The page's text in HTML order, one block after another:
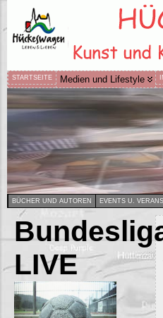
STARTSEITE Medien und Lifestyle
BÜCHER UND AUTOREN EVENTS U.
LIVE